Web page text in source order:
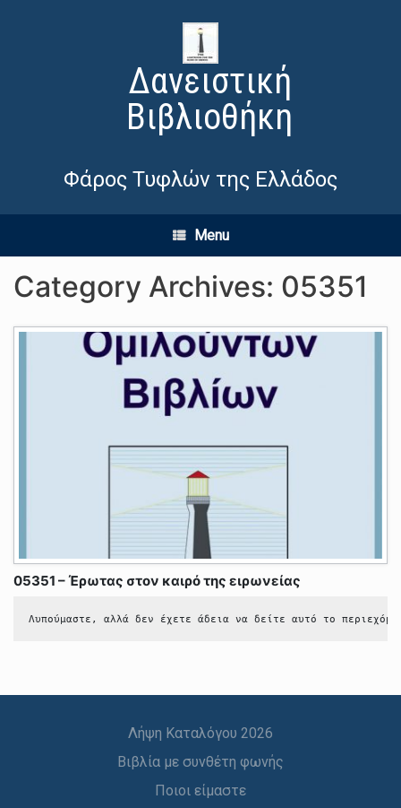
Δανειστική
Βιβλιοθήκη
Φάρος Τυφλών της Ελλάδος
Menu
Category Archives: 05351
05351 – Έρωτας στον καιρό της ειρωνείας
Λυπούμαστε, αλλά δεν έχετε άδεια να δείτε αυτό το
Λήψη Καταλόγου 2026
Βιβλία με συνθέτη φωνής
Ποιοι είμαστε